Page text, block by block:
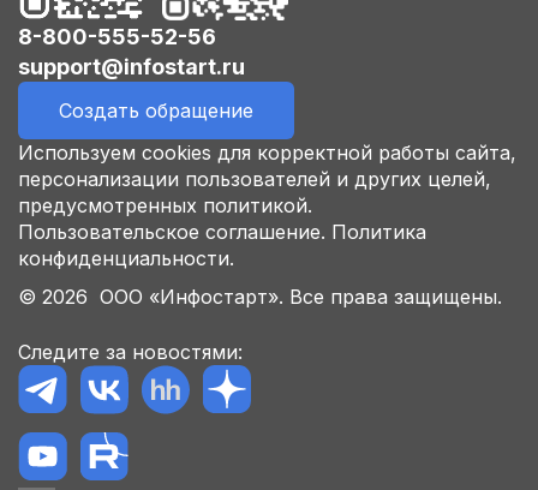
8-800-555-52-56
support@infostart.ru
Создать обращение
Используем cookies для корректной работы сайта,
персонализации пользователей и других целей,
предусмотренных политикой.
Пользовательское соглашение. Политика
конфиденциальности.
© 2026 ООО «Инфостарт». Все права защищены.
Следите за новостями: